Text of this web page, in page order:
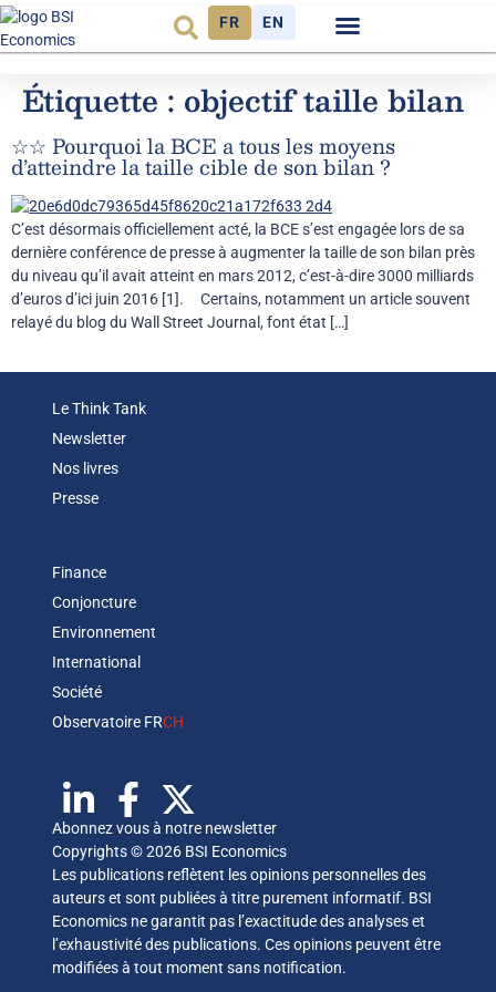
FR EN
Étiquette : objectif taille bilan
☆☆ Pourquoi la BCE a tous les moyens
d’atteindre la taille cible de son bilan ?
C’est désormais officiellement acté, la BCE s’est engagée lors de sa
dernière conférence de presse à augmenter la taille de son bilan près
du niveau qu’il avait atteint en mars 2012, c’est-à-dire 3000 milliards
d’euros d’ici juin 2016 [1]. Certains, notamment un article souvent
relayé du blog du Wall Street Journal, font état […]
Le Think Tank
Newsletter
Nos livres
Presse
Finance
Conjoncture
Environnement
International
Société
Observatoire FRCH
Abonnez vous à notre newsletter
Copyrights © 2026 BSI Economics
Les publications reflètent les opinions personnelles des
auteurs et sont publiées à titre purement informatif. BSI
Economics ne garantit pas l’exactitude des analyses et
l’exhaustivité des publications. Ces opinions peuvent être
modifiées à tout moment sans notification.